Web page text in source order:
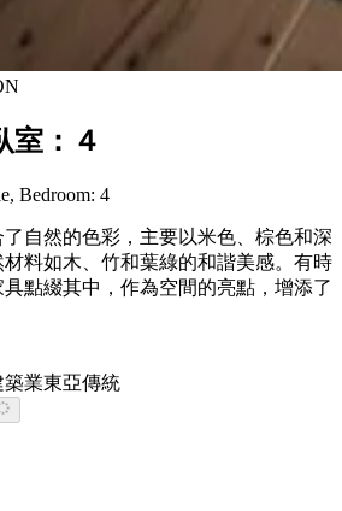
室：４
Bedroom: 4
自然的色彩，主要以米色、棕色和深
料如木、竹和葉綠的和諧美感。有時
點綴其中，作為空間的亮點，增添了
築業東亞傳統